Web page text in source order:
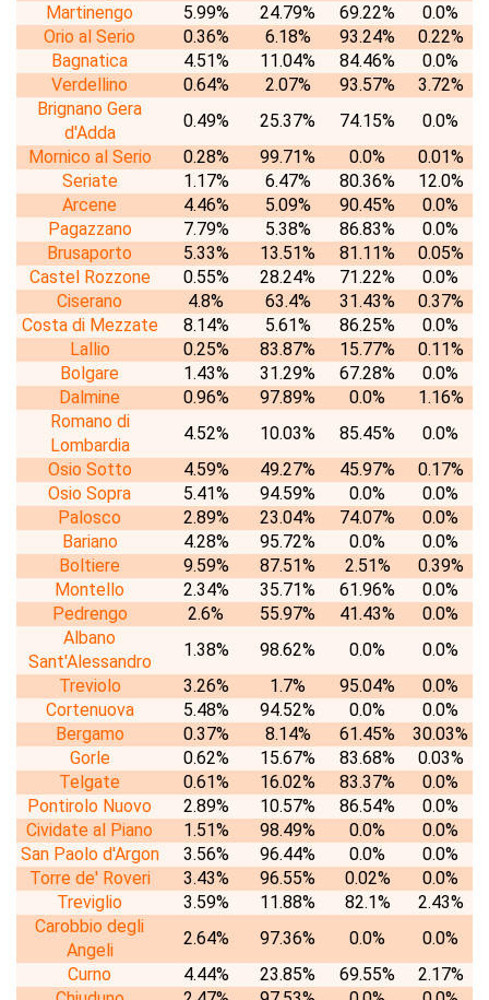
Martinengo
5.99% 24.79% 69.22%
0.0%
Orio al Serio
0.36% 6.18% 93.24%
0.22%
Bagnatica
4.51% 11.04% 84.46%
0.0%
Verdellino
0.64% 2.07% 93.57%
3.72%
Brignano Gera
d'Adda
0.49% 25.37% 74.15%
0.0%
Mornico al Serio
0.28% 99.71% 0.0%
0.01%
Seriate
1.17% 6.47% 80.36%
12.0%
Arcene
4.46% 5.09% 90.45%
0.0%
Pagazzano
7.79% 5.38% 86.83%
0.0%
Brusaporto
5.33% 13.51% 81.11%
0.05%
Castel Rozzone
0.55% 28.24% 71.22%
0.0%
Ciserano
4.8% 63.4% 31.43%
0.37%
Costa di Mezzate
8.14% 5.61% 86.25%
0.0%
Lallio
0.25% 83.87% 15.77%
0.11%
Bolgare
1.43% 31.29% 67.28%
0.0%
Dalmine
0.96% 97.89% 0.0%
1.16%
Romano di
Lombardia
4.52% 10.03% 85.45%
0.0%
Osio Sotto
4.59% 49.27% 45.97%
0.17%
Osio Sopra
5.41% 94.59% 0.0%
0.0%
Palosco
2.89% 23.04% 74.07%
0.0%
Bariano
4.28% 95.72% 0.0%
0.0%
Boltiere
9.59% 87.51% 2.51%
0.39%
Montello
2.34% 35.71% 61.96%
0.0%
Pedrengo
2.6% 55.97% 41.43%
0.0%
Albano
Sant'Alessandro
1.38% 98.62% 0.0%
0.0%
Treviolo
3.26% 1.7% 95.04%
0.0%
Cortenuova
5.48% 94.52% 0.0%
0.0%
Bergamo
0.37% 8.14% 61.45%
30.03%
Gorle
0.62% 15.67% 83.68%
0.03%
Telgate
0.61% 16.02% 83.37%
0.0%
Pontirolo Nuovo
2.89% 10.57% 86.54%
0.0%
Cividate al Piano
1.51% 98.49% 0.0%
0.0%
San Paolo d'Argon
3.56% 96.44% 0.0%
0.0%
Torre de' Roveri
3.43% 96.55% 0.02%
0.0%
Treviglio
3.59% 11.88% 82.1%
2.43%
Carobbio degli
Angeli
2.64% 97.36% 0.0%
0.0%
Curno
4.44% 23.85% 69.55%
2.17%